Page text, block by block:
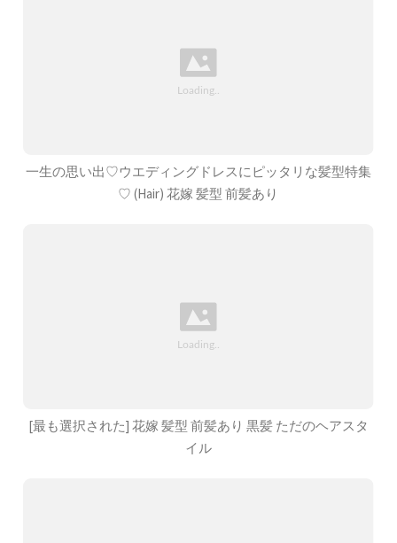
一生の思い出♡ウエディングドレスにピッタリな髪型特集
♡ (Hair) 花嫁 髪型 前髪あり
[最も選択された] 花嫁 髪型 前髪あり 黒髪 ただのヘアスタ
イル